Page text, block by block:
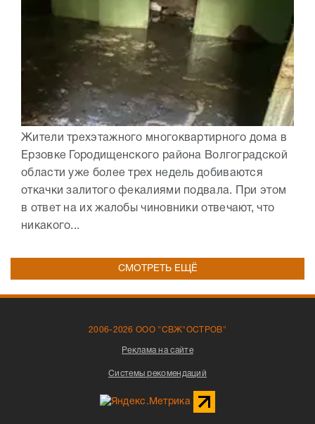
Жители трехэтажного многоквартирного дома в
Ерзовке Городищенского района Волгоградской
области уже более трех недель добиваются
откачки залитого фекалиями подвала. При этом
в ответ на их жалобы чиновники отвечают, что
никакого...
СМОТРЕТЬ ЕЩЁ
2006-2026 ООО "СВЖ"ОСТРОВ"
Реклама на сайте
Системы рекомендаций